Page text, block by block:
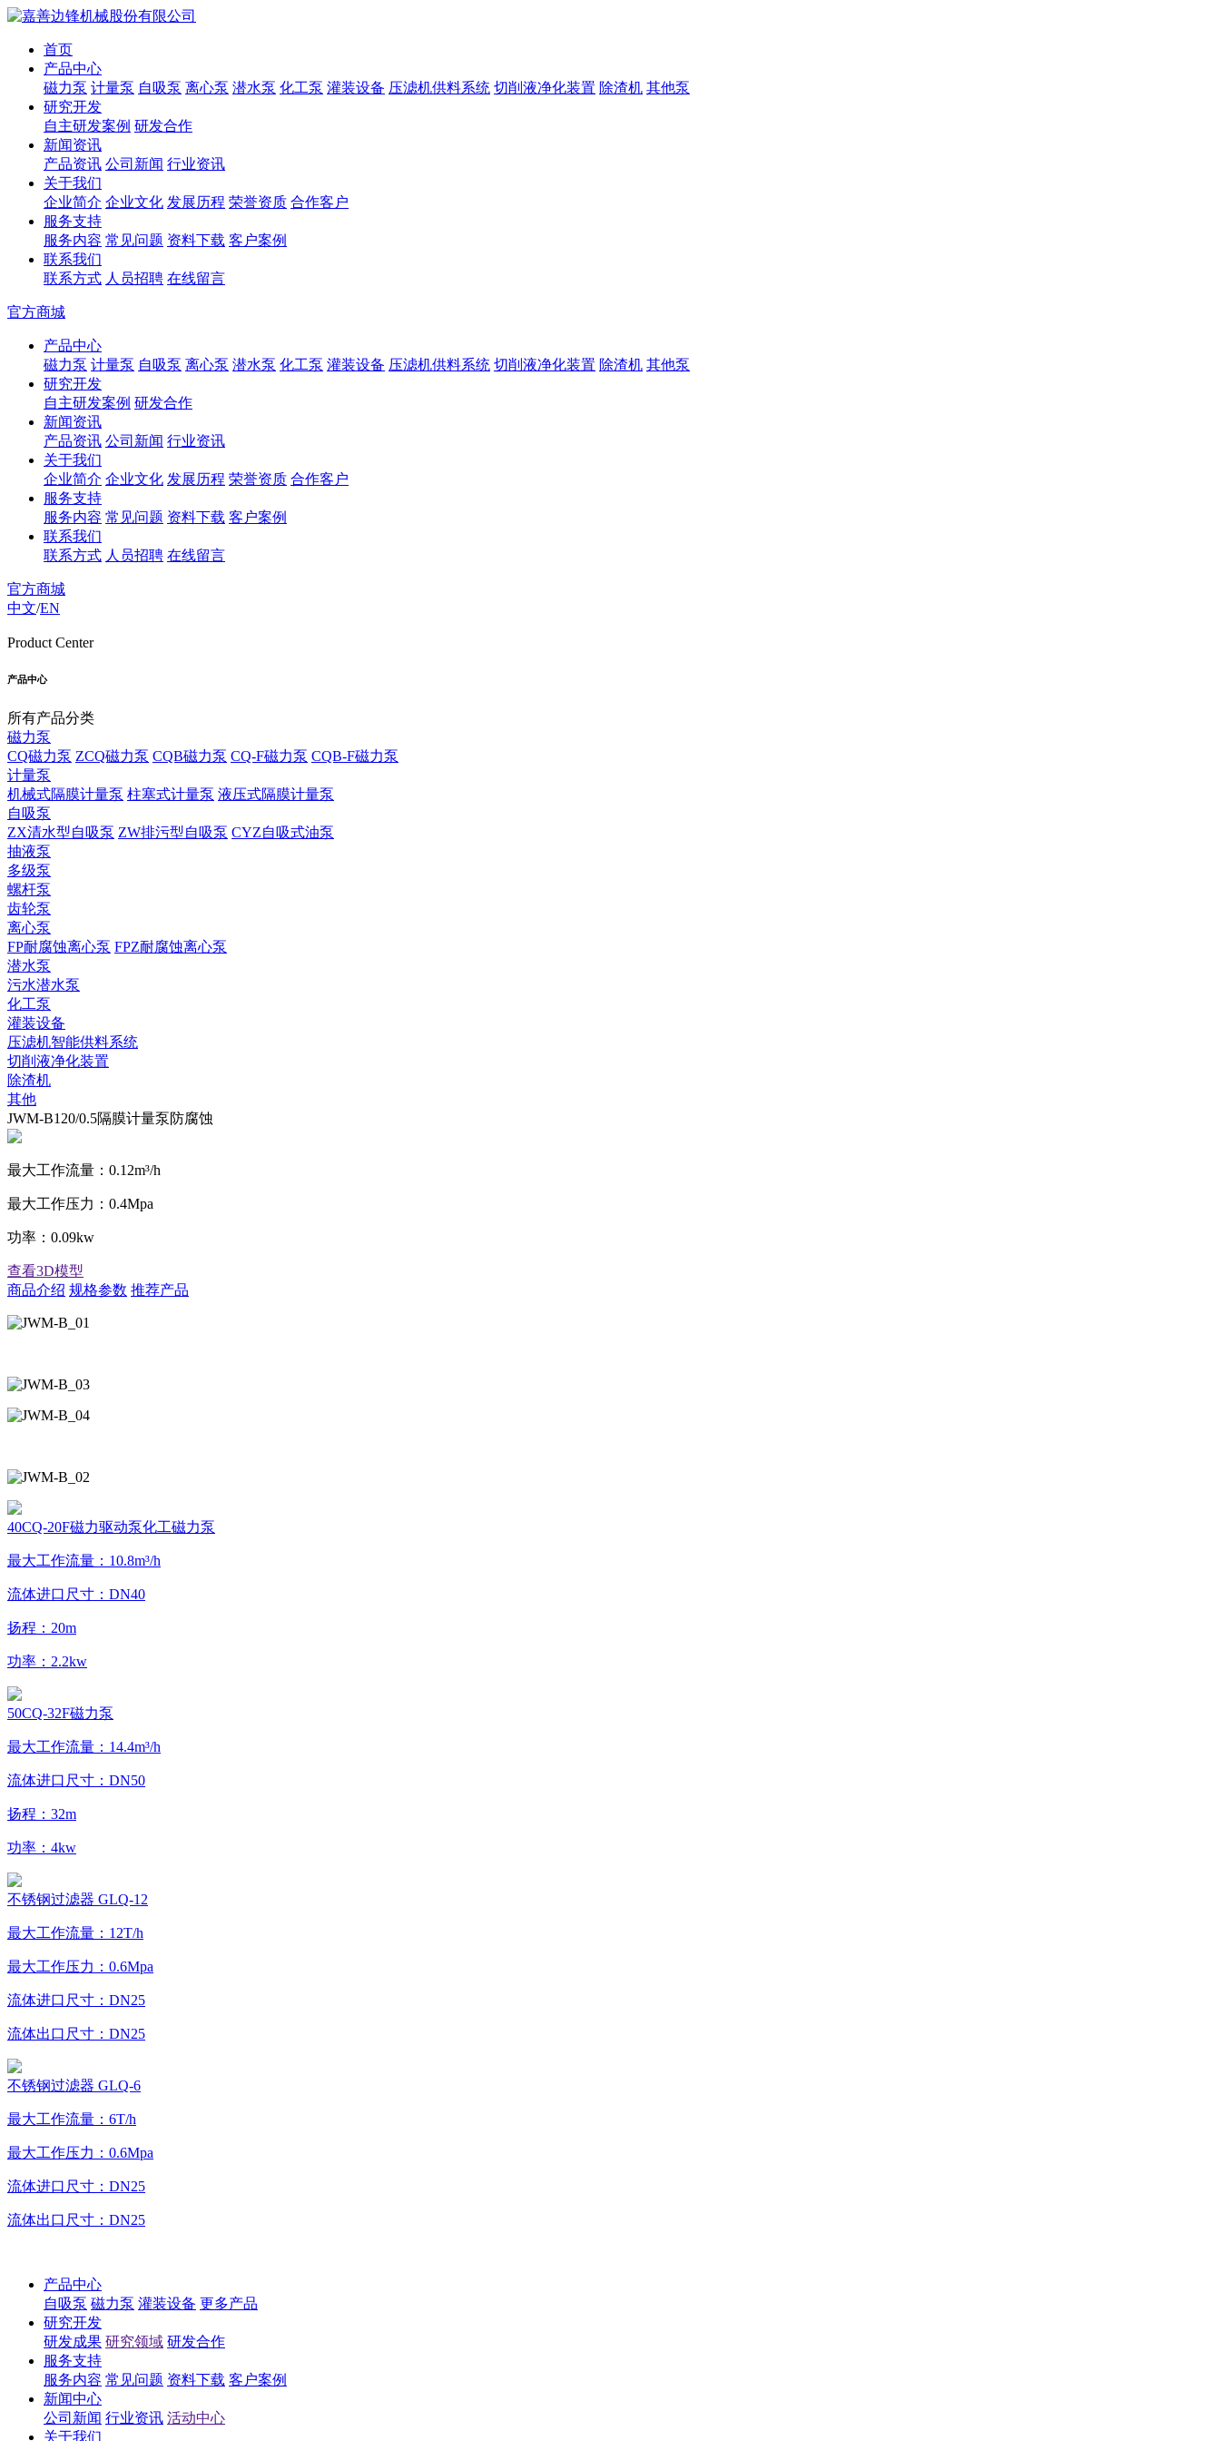
首页
产品中心
磁力泵 计量泵 自吸泵 离心泵 潜水泵 化工泵 灌装设备 压滤机供料系统 切削液净化装置 除渣机 其他泵
研究开发
自主研发案例 研发合作
新闻资讯
产品资讯 公司新闻 行业资讯
关于我们
企业简介 企业文化 发展历程 荣誉资质 合作客户
服务支持
服务内容 常见问题 资料下载 客户案例
联系我们
联系方式 人员招聘 在线留言
官方商城
产品中心
磁力泵 计量泵 自吸泵 离心泵 潜水泵 化工泵 灌装设备 压滤机供料系统 切削液净化装置 除渣机 其他泵
研究开发
自主研发案例 研发合作
新闻资讯
产品资讯 公司新闻 行业资讯
关于我们
企业简介 企业文化 发展历程 荣誉资质 合作客户
服务支持
服务内容 常见问题 资料下载 客户案例
联系我们
联系方式 人员招聘 在线留言
官方商城
中文/EN
Product Center
产品中心
所有产品分类
磁力泵
CQ磁力泵 ZCQ磁力泵 CQB磁力泵 CQ-F磁力泵 CQB-F磁力泵
计量泵
机械式隔膜计量泵 柱塞式计量泵 液压式隔膜计量泵
自吸泵
ZX清水型自吸泵 ZW排污型自吸泵 CYZ自吸式油泵
抽液泵
多级泵
螺杆泵
齿轮泵
离心泵
FP耐腐蚀离心泵 FPZ耐腐蚀离心泵
潜水泵
污水潜水泵
化工泵
灌装设备
压滤机智能供料系统
切削液净化装置
除渣机
其他
JWM-B120/0.5隔膜计量泵防腐蚀
最大工作流量：0.12m³/h
最大工作压力：0.4Mpa
功率：0.09kw
查看3D模型
商品介绍 规格参数 推荐产品
40CQ-20F磁力驱动泵化工磁力泵
最大工作流量：10.8m³/h
流体进口尺寸：DN40
扬程：20m
功率：2.2kw
50CQ-32F磁力泵
最大工作流量：14.4m³/h
流体进口尺寸：DN50
扬程：32m
功率：4kw
不锈钢过滤器 GLQ-12
最大工作流量：12T/h
最大工作压力：0.6Mpa
流体进口尺寸：DN25
流体出口尺寸：DN25
不锈钢过滤器 GLQ-6
最大工作流量：6T/h
最大工作压力：0.6Mpa
流体进口尺寸：DN25
流体出口尺寸：DN25
产品中心
自吸泵 磁力泵 灌装设备 更多产品
研究开发
研发成果 研究领域 研发合作
服务支持
服务内容 常见问题 资料下载 客户案例
新闻中心
公司新闻 行业资讯 活动中心
关于我们